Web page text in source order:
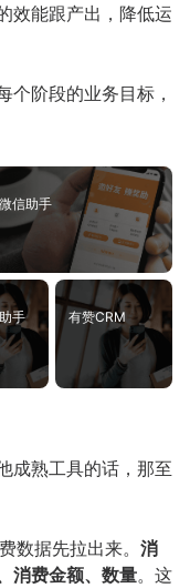
效能跟产出，降低运
个阶段的业务目标，
信助手
手 有赞CRM
成熟工具的话，那至
数据先拉出来。 消
消费金额、数量。这